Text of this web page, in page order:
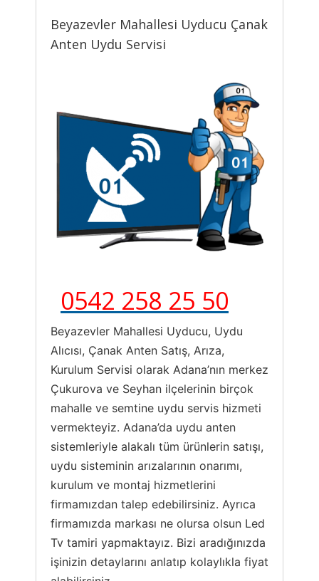
Beyazevler Mahallesi Uyducu Çanak
Anten Uydu Servisi
0542 258 25 50
Beyazevler Mahallesi Uyducu, Uydu
Alıcısı, Çanak Anten Satış, Arıza,
Kurulum Servisi olarak Adana’nın merkez
Çukurova ve Seyhan ilçelerinin birçok
mahalle ve semtine uydu servis hizmeti
vermekteyiz. Adana’da uydu anten
sistemleriyle alakalı tüm ürünlerin satışı,
uydu sisteminin arızalarının onarımı,
kurulum ve montaj hizmetlerini
firmamızdan talep edebilirsiniz. Ayrıca
firmamızda markası ne olursa olsun Led
Tv tamiri yapmaktayız. Bizi aradığınızda
işinizin detaylarını anlatıp kolaylıkla fiyat